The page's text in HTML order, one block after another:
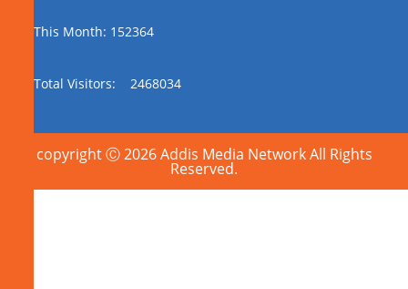
This Month: 152364
Total Visitors: 2468034
copyright Ⓒ 2026 Addis Media Network All Rights
Reserved.